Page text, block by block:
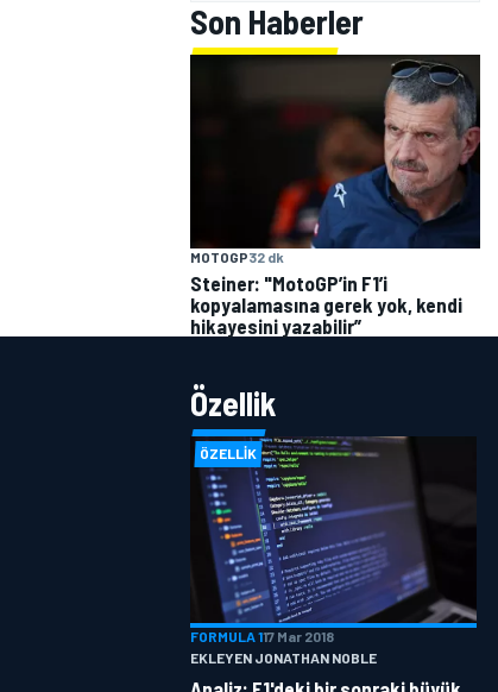
Son Haberler
MOTOGP32 dk
Steiner: "MotoGP’in F1’i
kopyalamasına gerek yok, kendi
hikayesini yazabilir”
Özellik
ÖZELLIK
FORMULA 117 Mar 2018
EKLEYEN JONATHAN NOBLE